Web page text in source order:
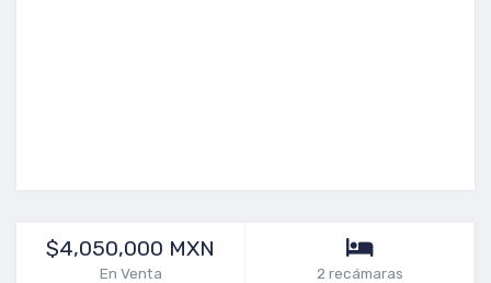
$4,050,000 MXN
En Venta 2 recámaras